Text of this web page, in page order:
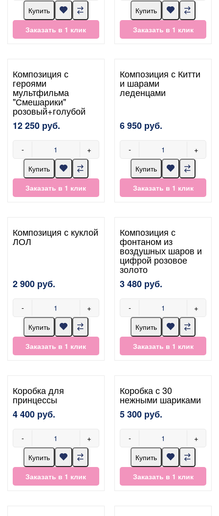
Купить
Заказать в 1 клик
Купить
Заказать в 1 клик
Композиция с
героями
мультфильма
"Смешарики"
розовый+голубой
12 250 руб.
- +
Купить
Заказать в 1 клик
Композиция с Китти
и шарами
леденцами
6 950 руб.
- +
Купить
Заказать в 1 клик
Композиция с куклой
ЛОЛ
2 900 руб.
- +
Купить
Заказать в 1 клик
Композиция с
фонтаном из
воздушных шаров и
цифрой розовое
золото
3 480 руб.
- +
Купить
Заказать в 1 клик
Коробка для
принцессы
4 400 руб.
- +
Купить
Заказать в 1 клик
Коробка с 30
нежными шариками
5 300 руб.
- +
Купить
Заказать в 1 клик